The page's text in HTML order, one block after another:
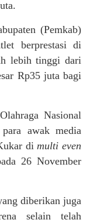
(Pemkab)
berprestasi di
lebih tinggi dari
Rp35 juta bagi
Nasional
awak media
di multi even
26 November
diberikan juga
selain telah